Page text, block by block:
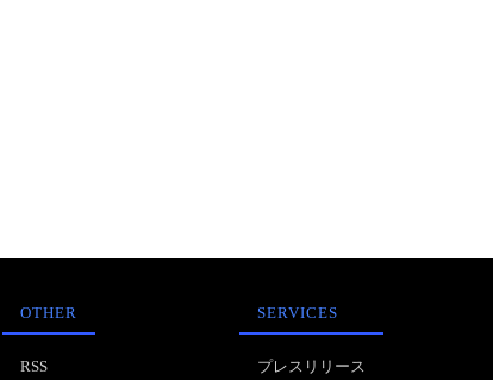
OTHER
RSS
SERVICES
プレスリリース